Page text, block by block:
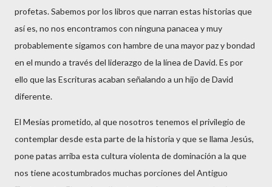
profetas. Sabemos por los libros que narran estas historias que
así es, no nos encontramos con ninguna panacea y muy
probablemente sigamos con hambre de una mayor paz y bondad
en el mundo a través del liderazgo de la línea de David. Es por
ello que las Escrituras acaban señalando a un hijo de David
diferente.
El Mesías prometido, al que nosotros tenemos el privilegio de
contemplar desde esta parte de la historia y que se llama Jesús,
pone patas arriba esta cultura violenta de dominación a la que
nos tiene acostumbrados muchas porciones del Antiguo